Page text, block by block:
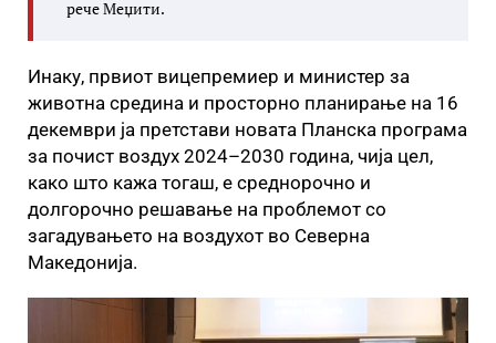
рече Меџити.
Инаку, првиот вицепремиер и министер за
животна средина и просторно планирање на 16
декември ја претстави новата Планска програма
за почист воздух 2024–2030 година, чија цел,
како што кажа тогаш, е среднорочно и
долгорочно решавање на проблемот со
загадувањето на воздухот во Северна
Македонија.